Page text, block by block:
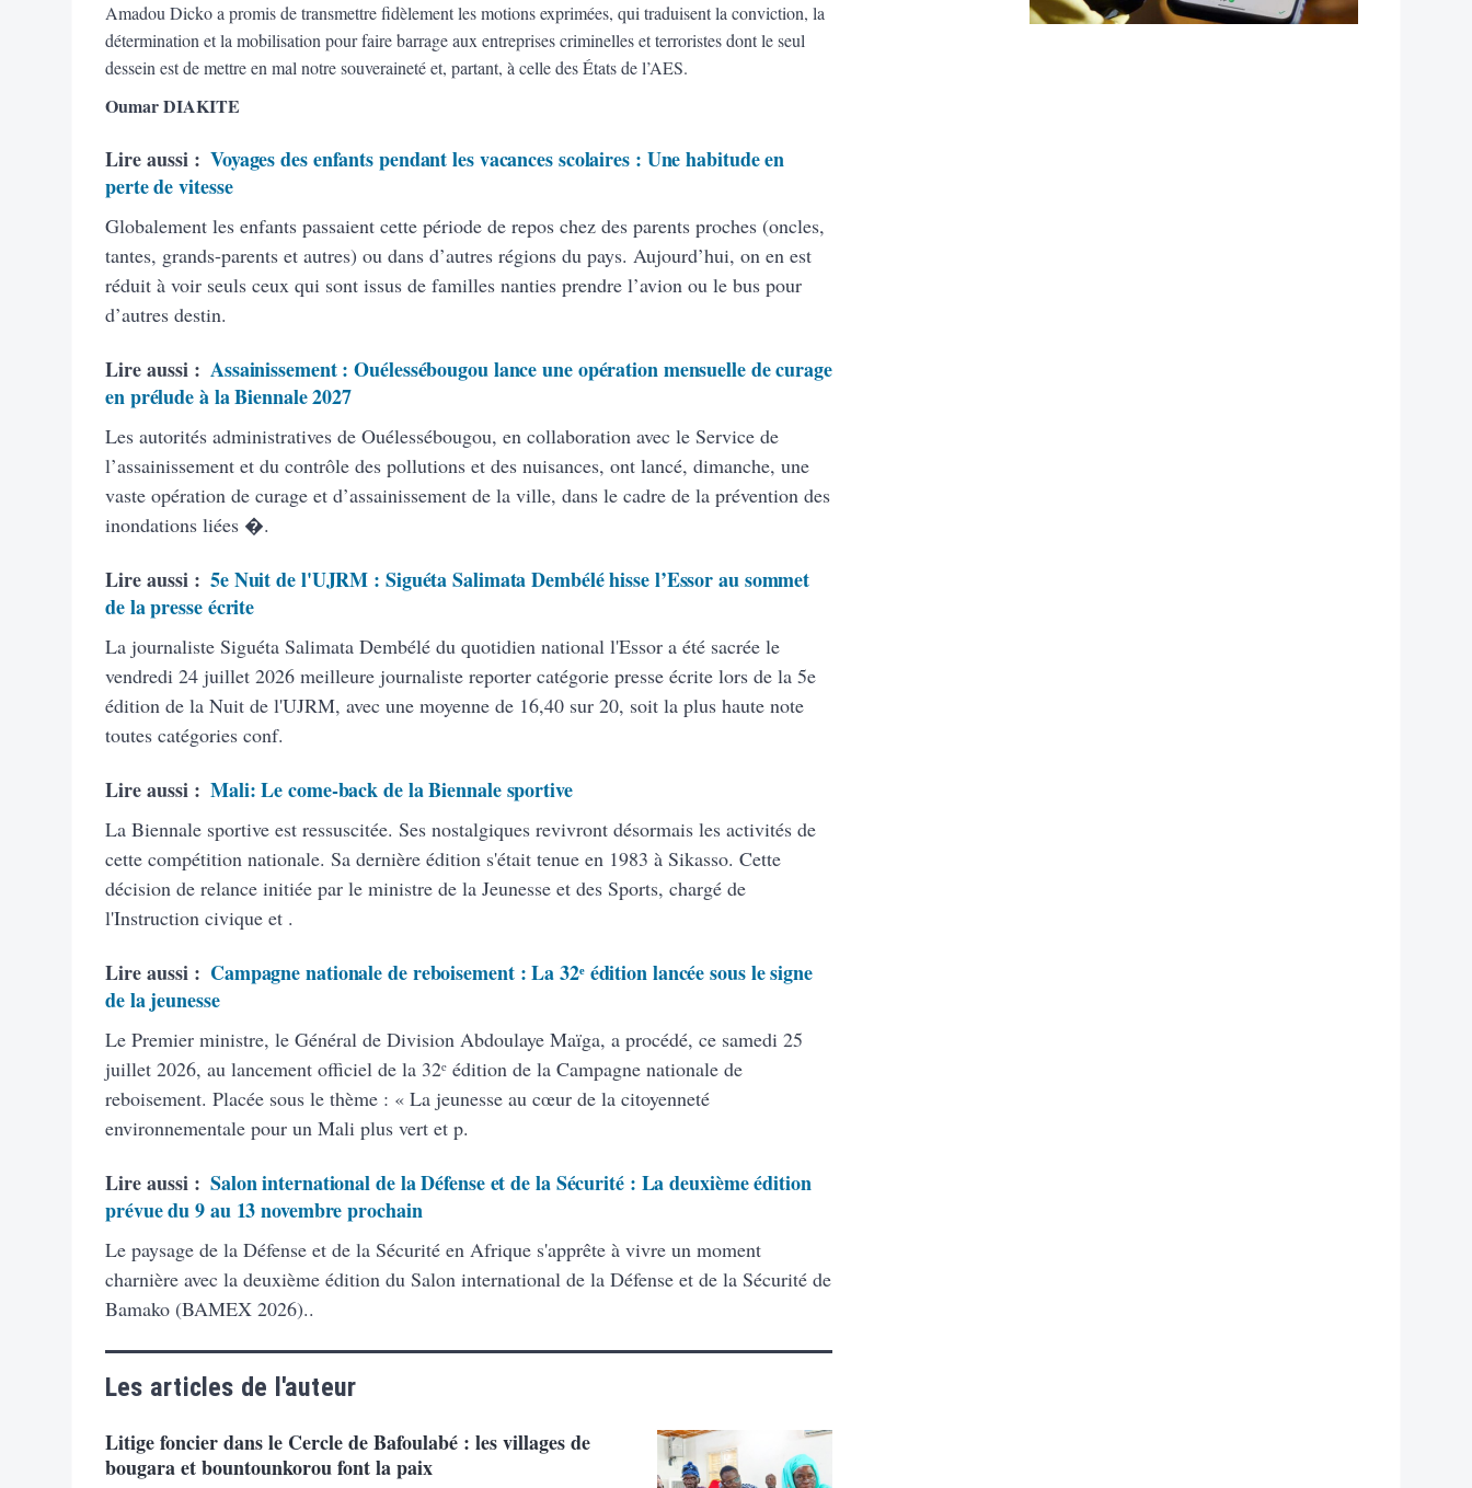
Amadou Dicko a promis de transmettre fidèlement les motions exprimées, qui traduisent la conviction, la
détermination et la mobilisation pour faire barrage aux entreprises criminelles et terroristes dont le seul
dessein est de mettre en mal notre souveraineté et, partant, à celle des États de l’AES.
Oumar DIAKITE
Lire aussi : Voyages des enfants pendant les vacances scolaires : Une habitude en
perte de vitesse
Globalement les enfants passaient cette période de repos chez des parents proches (oncles,
tantes, grands-parents et autres) ou dans d’autres régions du pays. Aujourd’hui, on en est
réduit à voir seuls ceux qui sont issus de familles nanties prendre l’avion ou le bus pour
d’autres destin.
Lire aussi : Assainissement : Ouélessébougou lance une opération mensuelle de curage
en prélude à la Biennale 2027
Les autorités administratives de Ouélessébougou, en collaboration avec le Service de
l’assainissement et du contrôle des pollutions et des nuisances, ont lancé, dimanche, une
vaste opération de curage et d’assainissement de la ville, dans le cadre de la prévention des
inondations liées �.
Lire aussi : 5e Nuit de l'UJRM : Siguéta Salimata Dembélé hisse l’Essor au sommet
de la presse écrite
La journaliste Siguéta Salimata Dembélé du quotidien national l'Essor a été sacrée le
vendredi 24 juillet 2026 meilleure journaliste reporter catégorie presse écrite lors de la 5e
édition de la Nuit de l'UJRM, avec une moyenne de 16,40 sur 20, soit la plus haute note
toutes catégories conf.
Lire aussi : Mali: Le come-back de la Biennale sportive
La Biennale sportive est ressuscitée. Ses nostalgiques revivront désormais les activités de
cette compétition nationale. Sa dernière édition s'était tenue en 1983 à Sikasso. Cette
décision de relance initiée par le ministre de la Jeunesse et des Sports, chargé de
l'Instruction civique et .
Lire aussi : Campagne nationale de reboisement : La 32ᵉ édition lancée sous le signe
de la jeunesse
Le Premier ministre, le Général de Division Abdoulaye Maïga, a procédé, ce samedi 25
juillet 2026, au lancement officiel de la 32ᵉ édition de la Campagne nationale de
reboisement. Placée sous le thème : « La jeunesse au cœur de la citoyenneté
environnementale pour un Mali plus vert et p.
Lire aussi : Salon international de la Défense et de la Sécurité : La deuxième édition
prévue du 9 au 13 novembre prochain
Le paysage de la Défense et de la Sécurité en Afrique s'apprête à vivre un moment
charnière avec la deuxième édition du Salon international de la Défense et de la Sécurité de
Bamako (BAMEX 2026)..
Les articles de l'auteur
Litige foncier dans le Cercle de Bafoulabé : les villages de
bougara et bountounkorou font la paix